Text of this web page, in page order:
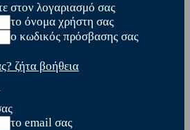
στον λογαριασμό σας
το όνομα χρήστη σας
ο κωδικός πρόσβασης σας
ζήτα βοήθεια
το email σας